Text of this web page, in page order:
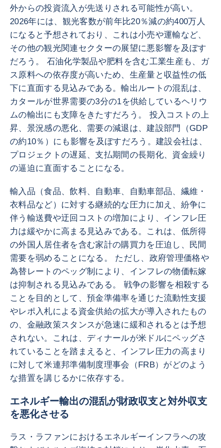
外からの投資流入が先送りされる可能性が高い。
2026年には、観光客数が前年比20％減の約400万人
になると予想されており、これは小売や運輸など、
その他の観光関連セクターの展望に悪影響を及ぼす
だろう。 石油化学製品や肥料を含む工業生産も、ガ
ス原料への依存度が高いため、生産量と収益性の低
下に直面する見込みである。輸出ルートの混乱は、
カタールが世界需要の3分の1を供給しているヘリウ
ムの輸出にも支障をきたすだろう。 投入コストの上
昇、景況感の悪化、需要の減退は、建設部門（GDP
の約10％）にも影響を及ぼすだろう。建設会社は、
プロジェクトの遅延、支払期間の長期化、資金繰り
の逼迫に直面することになる。
輸入品（食品、飲料、自動車、自動車部品、繊維・
衣料品など）に対する継続的な圧力に加え、紛争に
伴う輸送費や迂回コストの増加により、インフレ圧
力は緩やかに高まる見込みである。これは、低所得
の外国人居住者を含む家計の購買力を圧迫し、民間
需要を弱めることになる。 ただし、政府管理価格や
為替レートのペッグ制により、インフレの物価転嫁
は抑制される見込みである。 戦争の影響を相殺する
ことを目的として、預金準備率を通じた流動性支援
やレポ入札による資金供給の拡大が導入されたもの
の、金融政策スタンスが急速に緩和されるとは予想
されない。これは、ディナールが米ドルにペッグさ
れていることを踏まえると、インフレ圧力の高まり
に対して米連邦準備制度理事会（FRB）がどのよう
な措置を講じるかに依存する。
エネルギー輸出の混乱が財政収支と対外収支
を悪化させる
ラス・ラファンにおけるエネルギーインフラへの攻